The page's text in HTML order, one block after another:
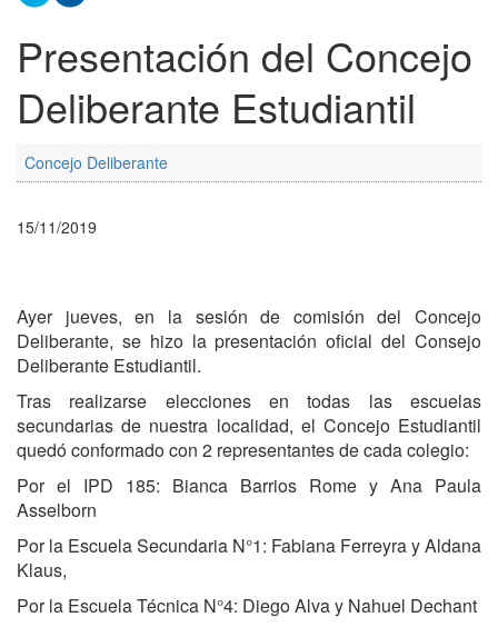
Presentación del Concejo
Deliberante Estudiantil
Concejo Deliberante
15/11/2019
Ayer jueves, en la sesión de comisión del Concejo
Deliberante, se hizo la presentación oficial del Consejo
Deliberante Estudiantil.
Tras realizarse elecciones en todas las escuelas
secundarias de nuestra localidad, el Concejo Estudiantil
quedó conformado con 2 representantes de cada colegio:
Por el IPD 185: Bianca Barrios Rome y Ana Paula
Asselborn
Por la Escuela Secundaria N°1: Fabiana Ferreyra y Aldana
Klaus,
Por la Escuela Técnica N°4: Diego Alva y Nahuel Dechant